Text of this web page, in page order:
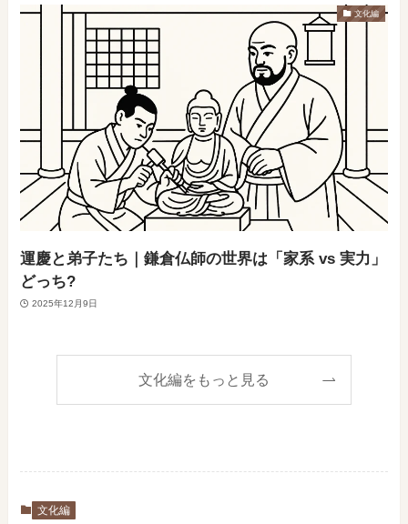
文化編
運慶と弟子たち｜鎌倉仏師の世界は「家系 vs 実力」
どっち?
2025年12月9日
文化編をもっと見る
文化編